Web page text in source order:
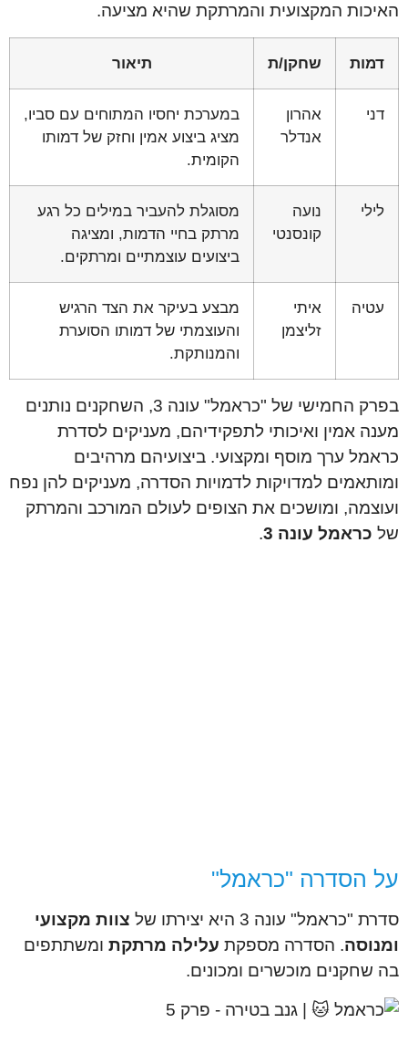
האיכות המקצועית והמרתקת שהיא מציעה.
דמות שחקן/ת תיאור
דני
אהרון
אנדלר
במערכת יחסיו המתוחים עם סביו,
מציג ביצוע אמין וחזק של דמותו
הקומית.
לילי
נועה
קונסנטי
מסוגלת להעביר במילים כל רגע
מרתק בחיי הדמות, ומציגה
ביצועים עוצמתיים ומרתקים.
עטיה
איתי
זליצמן
מבצע בעיקר את הצד הרגיש
והעוצמתי של דמותו הסוערת
והמנותקת.
בפרק החמישי של "כראמל" עונה 3, השחקנים נותנים
מענה אמין ואיכותי לתפקידיהם, מעניקים לסדרת
כראמל ערך מוסף ומקצועי. ביצועיהם מרהיבים
ומותאמים למדויקות לדמויות הסדרה, מעניקים להן נפח
ועוצמה, ומושכים את הצופים לעולם המורכב והמרתק
של כראמל עונה 3 .
על הסדרה "כראמל"
סדרת "כראמל" עונה 3 היא יצירתו של
צוות מקצועי
ומנוסה. הסדרה מספקת עלילה מרתקת ומשתתפים
בה שחקנים מוכשרים ומכונים.